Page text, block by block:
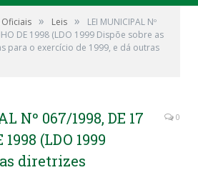
» Leis »
LEI MUNICIPAL Nº
DE 1998 (LDO 1999 Dispõe sobre as
para o exercício de 1999, e dá outras
Nº 067/1998, DE 17
(LDO 1999
diretrizes
0